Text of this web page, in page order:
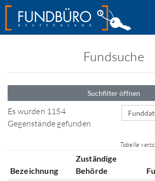
Fundsuche
Suchfilter öffnen
Es wurden 1154
Gegenstände gefunden
Tabelle
Bezeichnung
Zuständige
Behörde